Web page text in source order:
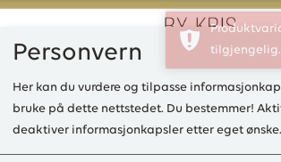
KBMina lang kjole
Personvern
Her kan du vurdere og tilpasse
bruke på dette nettstedet. Du bestemmer!
deaktiver informasjonkapsler etter eget ønske.
tilgjengelig.